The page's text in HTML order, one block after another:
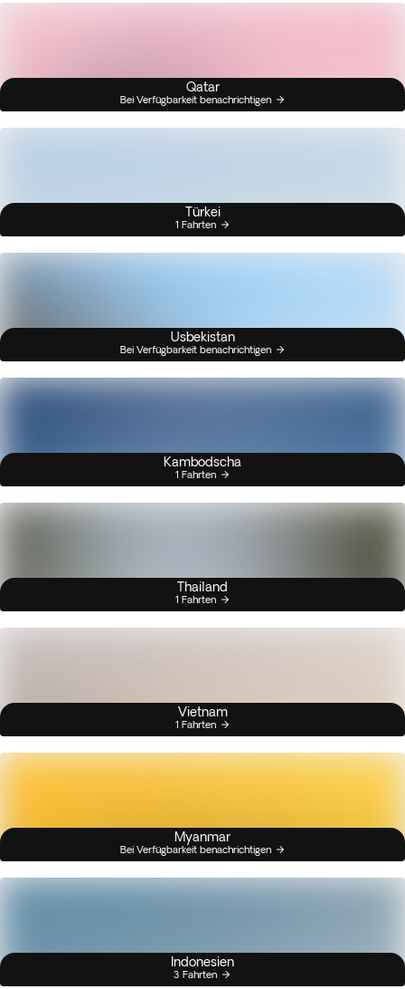
Qatar
Bei Verfügbarkeit benachrichtigen
Türkei
1 Fahrten
Usbekistan
Bei Verfügbarkeit benachrichtigen
Kambodscha
1 Fahrten
Thailand
1 Fahrten
Vietnam
1 Fahrten
Myanmar
Bei Verfügbarkeit benachrichtigen
Indonesien
3 Fahrten